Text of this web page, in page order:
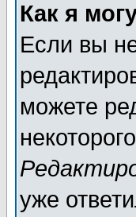
Как я
Если вы
можете
уже